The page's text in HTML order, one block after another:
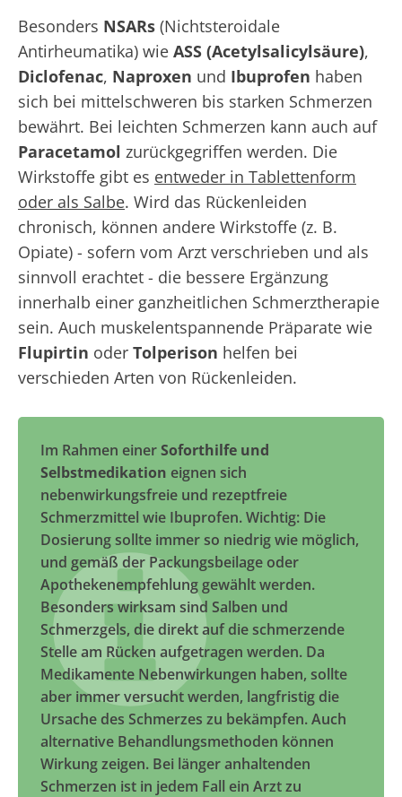
Besonders NSARs (Nichtsteroidale
Antirheumatika) wie ASS (Acetylsalicylsäure),
Diclofenac, Naproxen und Ibuprofen haben
sich bei mittelschweren bis starken Schmerzen
bewährt. Bei leichten Schmerzen kann auch auf
Paracetamol zurückgegriffen werden. Die
Wirkstoffe gibt es entweder in Tablettenform
oder als Salbe. Wird das Rückenleiden
chronisch, können andere Wirkstoffe (z. B.
Opiate) - sofern vom Arzt verschrieben und als
sinnvoll erachtet - die bessere Ergänzung
innerhalb einer ganzheitlichen Schmerztherapie
sein. Auch muskelentspannende Präparate wie
Flupirtin oder Tolperison helfen bei
verschieden Arten von Rückenleiden.
Im Rahmen einerSoforthilfe und
Selbstmedikation eignen sich
nebenwirkungsfreie und rezeptfreie
Schmerzmittel wie Ibuprofen. Wichtig: Die
Dosierung sollte immer so niedrig wie möglich,
und gemäß der Packungsbeilage oder
Apothekenempfehlung gewählt werden.
Besonders wirksam sind Salben und
Schmerzgels, die direkt auf die schmerzende
Stelle am Rücken aufgetragen werden. Da
Medikamente Nebenwirkungen haben, sollte
aber immer versucht werden, langfristig die
Ursache des Schmerzes zu bekämpfen. Auch
alternative Behandlungsmethoden können
Wirkung zeigen. Bei länger anhaltenden
Schmerzen ist in jedem Fall ein Arzt zu